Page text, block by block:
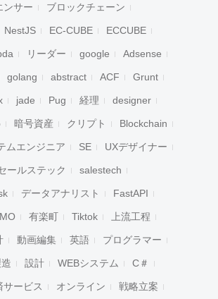
ンサー ブロックチェーン
NestJS EC-CUBE ECCUBE
リーダー google Adsense
golang abstract ACF Grunt
jade Pug 経理 designer
暗号資産 クリプト Blockchain
ムエンジニア SE UXデザイナー
ールステック salestech
データアナリスト FastAPI
有楽町 Tiktok 上流工程
動画編集 英語 プログラマー
設計 WEBシステム C＃
サービス オンライン 戦略立案